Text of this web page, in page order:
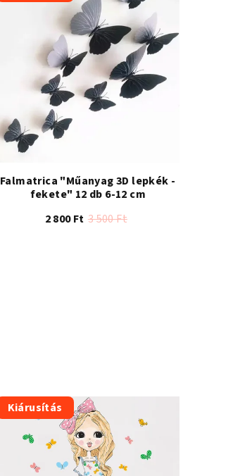
Falmatrica "Műanyag 3D lepkék -
fekete" 12 db 6-12 cm
2 800 Ft 3 500 Ft
Kiárusítás